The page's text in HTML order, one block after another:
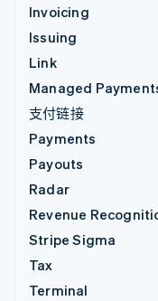
Invoicing
Issuing
Link
Managed
支付链接
Payments
Payouts
Radar
Revenue
Stripe Sigma
Tax
Terminal